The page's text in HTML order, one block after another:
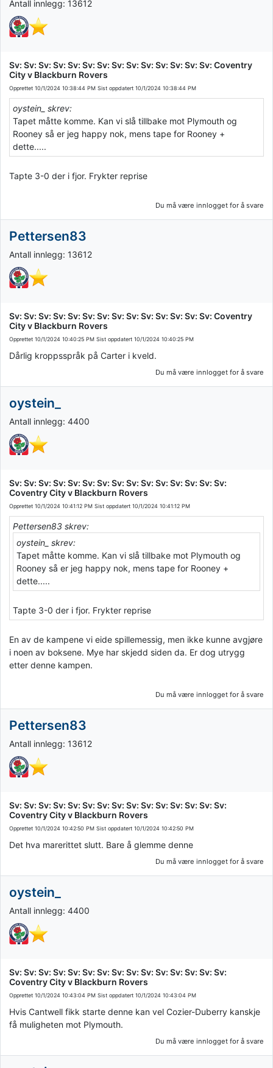
Antall innlegg: 13612
Sv: Sv: Sv: Sv: Sv: Sv: Sv: Sv: Sv: Sv: Sv: Sv: Sv: Sv: Coventry
City v Blackburn Rovers
Opprettet 10/1/2024 10:38:44 PM Sist oppdatert 10/1/2024 10:38:44 PM
oystein_ skrev:
Tapet måtte komme. Kan vi slå tillbake mot Plymouth og
Rooney så er jeg happy nok, mens tape for Rooney +
dette.....
Tapte 3-0 der i fjor. Frykter reprise
Du må være innlogget for å svare
Pettersen83
Antall innlegg: 13612
Sv: Sv: Sv: Sv: Sv: Sv: Sv: Sv: Sv: Sv: Sv: Sv: Sv: Sv: Coventry
City v Blackburn Rovers
Opprettet 10/1/2024 10:40:25 PM Sist oppdatert 10/1/2024 10:40:25 PM
Dårlig kroppsspråk på Carter i kveld.
Du må være innlogget for å svare
oystein_
Antall innlegg: 4400
Sv: Sv: Sv: Sv: Sv: Sv: Sv: Sv: Sv: Sv: Sv: Sv: Sv: Sv: Sv:
Coventry City v Blackburn Rovers
Opprettet 10/1/2024 10:41:12 PM Sist oppdatert 10/1/2024 10:41:12 PM
Pettersen83 skrev:
oystein_ skrev:
Tapet måtte komme. Kan vi slå tillbake mot Plymouth og
Rooney så er jeg happy nok, mens tape for Rooney +
dette.....
Tapte 3-0 der i fjor. Frykter reprise
En av de kampene vi eide spillemessig, men ikke kunne avgjøre
i noen av boksene. Mye har skjedd siden da. Er dog utrygg
etter denne kampen.
Du må være innlogget for å svare
Pettersen83
Antall innlegg: 13612
Sv: Sv: Sv: Sv: Sv: Sv: Sv: Sv: Sv: Sv: Sv: Sv: Sv: Sv: Sv:
Coventry City v Blackburn Rovers
Opprettet 10/1/2024 10:42:50 PM Sist oppdatert 10/1/2024 10:42:50 PM
Det hva marerittet slutt. Bare å glemme denne
Du må være innlogget for å svare
oystein_
Antall innlegg: 4400
Sv: Sv: Sv: Sv: Sv: Sv: Sv: Sv: Sv: Sv: Sv: Sv: Sv: Sv: Sv:
Coventry City v Blackburn Rovers
Opprettet 10/1/2024 10:43:04 PM Sist oppdatert 10/1/2024 10:43:04 PM
Hvis Cantwell fikk starte denne kan vel Cozier-Duberry kanskje
få muligheten mot Plymouth.
Du må være innlogget for å svare